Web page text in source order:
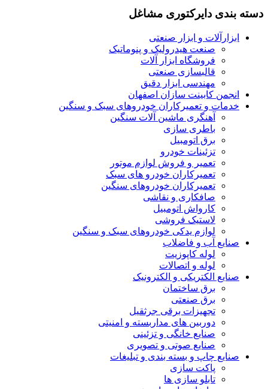
دسته بندی دایرکتوری مشاغل
ابزارآلات و ابزار صنعتی
صنعت هیدرولیک و پنوماتیک
فروشگاه ابزار آلات
قالبسازی صنعتی
مهندسی ابزار دقیق
انجمن کابینت سازان اصفهان
خدمات و تعمیرکاران خودروهای سبک و سنگین
آهنگری ماشین آلات سنگین
باطری سازی
برق اتومبیل
تزئینات خودرو
تعمیر و فروش لوازم موتور
تعمیرکاران خودرو های سبک
تعمیرکاران خودروهای سنگین
صافکاری و نقاشی
کارواش اتومبیل
لاستیک فروشی
لوازم یدکی خودروهای سبک و سنگین
صنایع آب و فاضلاب
لوله کاپوزیت
لوله و اتصالات
صنایع الکتریکی و الکترونیک
برق ساختمان
برق صنعتی
تجهیزات برقی جرثقیل
دوربین های مداربسته و امنیتی
صنایع خانگی و تزئینی
صنایع صوتی و تصویری
صنایع چاپ و بسته بندی و تبلیغات
پاکت سازی
تابلو سازی ها